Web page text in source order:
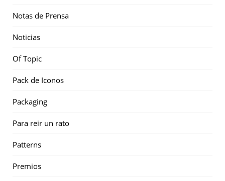
Notas de Prensa
Noticias
Of Topic
Pack de Iconos
Packaging
Para reir un rato
Patterns
Premios